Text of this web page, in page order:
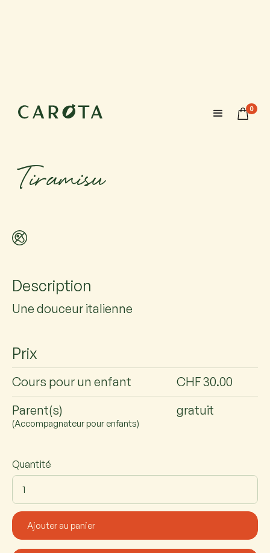
0
28 octobre 2026
Maximum 6 enfants (+parents)
Tiramisu
Description
Une douceur italienne
Prix
Cours pour un enfant
CHF 30.00
Parent(s)
(Accompagnateur pour enfants)
gratuit
Quantité